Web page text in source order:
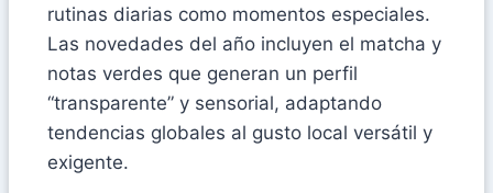
rutinas diarias como momentos especiales.
Las novedades del año incluyen el matcha y
notas verdes que generan un perfil
“transparente” y sensorial, adaptando
tendencias globales al gusto local versátil y
exigente.